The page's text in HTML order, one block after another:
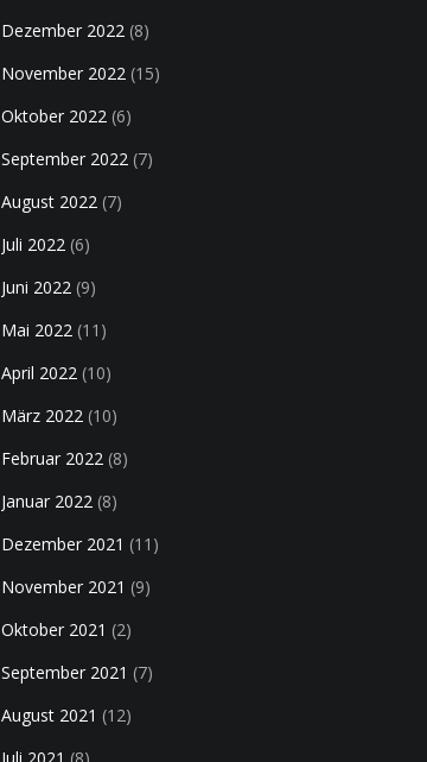
Dezember 2022(8)
November 2022(15)
Oktober 2022(6)
September 2022(7)
August 2022(7)
Juli 2022(6)
Juni 2022(9)
Mai 2022(11)
April 2022(10)
März 2022(10)
Februar 2022(8)
Januar 2022(8)
Dezember 2021 (11)
November 2021 (9)
Oktober 2021 (2)
September 2021 (7)
August 2021 (12)